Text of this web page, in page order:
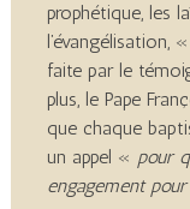
prophétique, les
l’évangélisation,
faite par le
plus, le Pape
que chaque
un appel « pour
engagement pour